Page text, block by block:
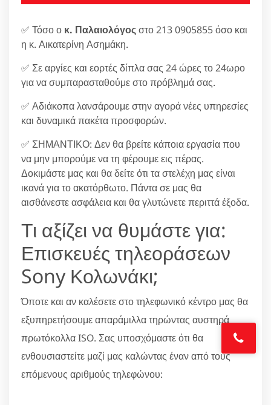
✅ Τόσο ο κ. Παλαιολόγοςστο 213 0905855 όσο και
η κ. Αικατερίνη Ασημάκη.
✅ Σε αργίες και εορτές δίπλα σας 24 ώρες το 24ωρο
για να συμπαρασταθούμε στο πρόβλημά σας.
✅ Αδιάκοπα λανσάρουμε στην αγορά νέες υπηρεσίες
και δυναμικά πακέτα προσφορών.
✅ ΣΗΜΑΝΤΙΚΟ: Δεν θα βρείτε κάποια εργασία που
να μην μπορούμε να τη φέρουμε εις πέρας.
Δοκιμάστε μας και θα δείτε ότι τα στελέχη μας είναι
ικανά για το ακατόρθωτο. Πάντα σε μας θα
αισθάνεστε ασφάλεια και θα γλυτώνετε περιττά έξοδα.
Τι αξίζει να θυμάστε για:
Επισκευές τηλεοράσεων
Sony Κολωνάκι;
Όποτε και αν καλέσετε στο τηλεφωνικό κέντρο μας θα
εξυπηρετήσουμε απαράμιλλα τηρώντας αυστηρά
πρωτόκολλα ISO. Σας υποσχόμαστε ότι θα
ενθουσιαστείτε μαζί μας καλώντας έναν από τους
επόμενους αριθμούς τηλεφώνου: